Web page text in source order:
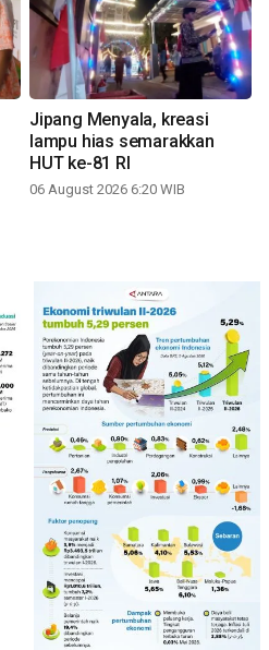
Jipang Menyala, kreasi
lampu hias semarakkan
HUT ke-81 RI
06 August 2026 6:20 WIB